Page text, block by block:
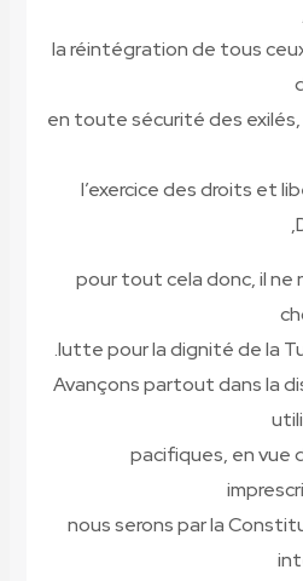
la réintégration de tous
en toute sécurité des
l’exercice des droits et
pour tout cela donc, il ne
lutte pour la dignité de la
Avançons partout dans la
pacifiques, en vue
nous serons par la